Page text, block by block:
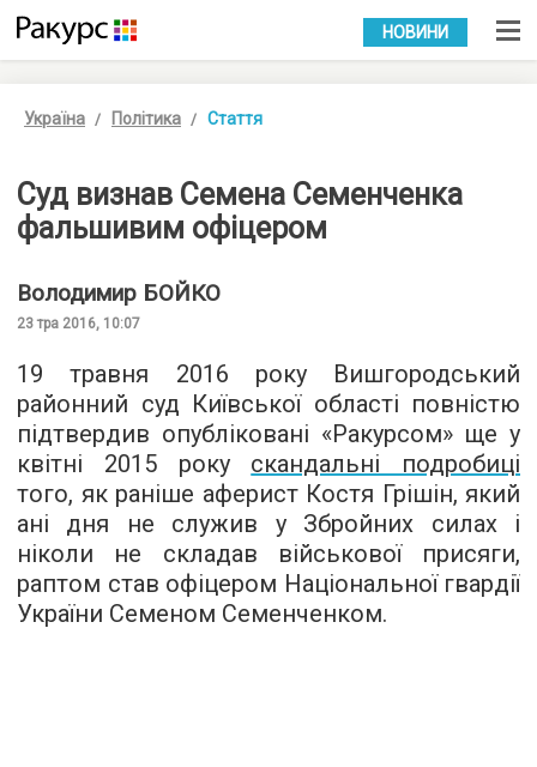
УКР РУС
НОВИНИ
Україна Політика Стаття
Суд визнав Семена Семенченка
фальшивим офіцером
Володимир БОЙКО
23 тра 2016, 10:07
19 травня 2016 року Вишгородський
районний суд Київської області повністю
підтвердив опубліковані «Ракурсом» ще у
квітні 2015 року скандальні подробиці
того, як раніше аферист Костя Грішін, який
ані дня не служив у Збройних силах і
ніколи не складав військової присяги,
раптом став офіцером Національної гвардії
України Семеном Семенченком.